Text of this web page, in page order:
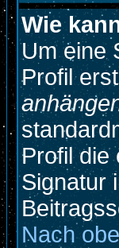
Wie
Um eine
Profil
Profil die
Signatur
Nach